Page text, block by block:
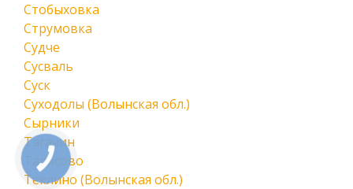
Стобыховка
Струмовка
Судче
Сусваль
Суск
Суходолы (Волынская обл.)
Сырники
Тагачин
Тарасово
Теклино (Волынская обл.)